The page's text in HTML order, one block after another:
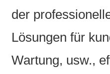
der
Lösungen für
Wartung, usw.,